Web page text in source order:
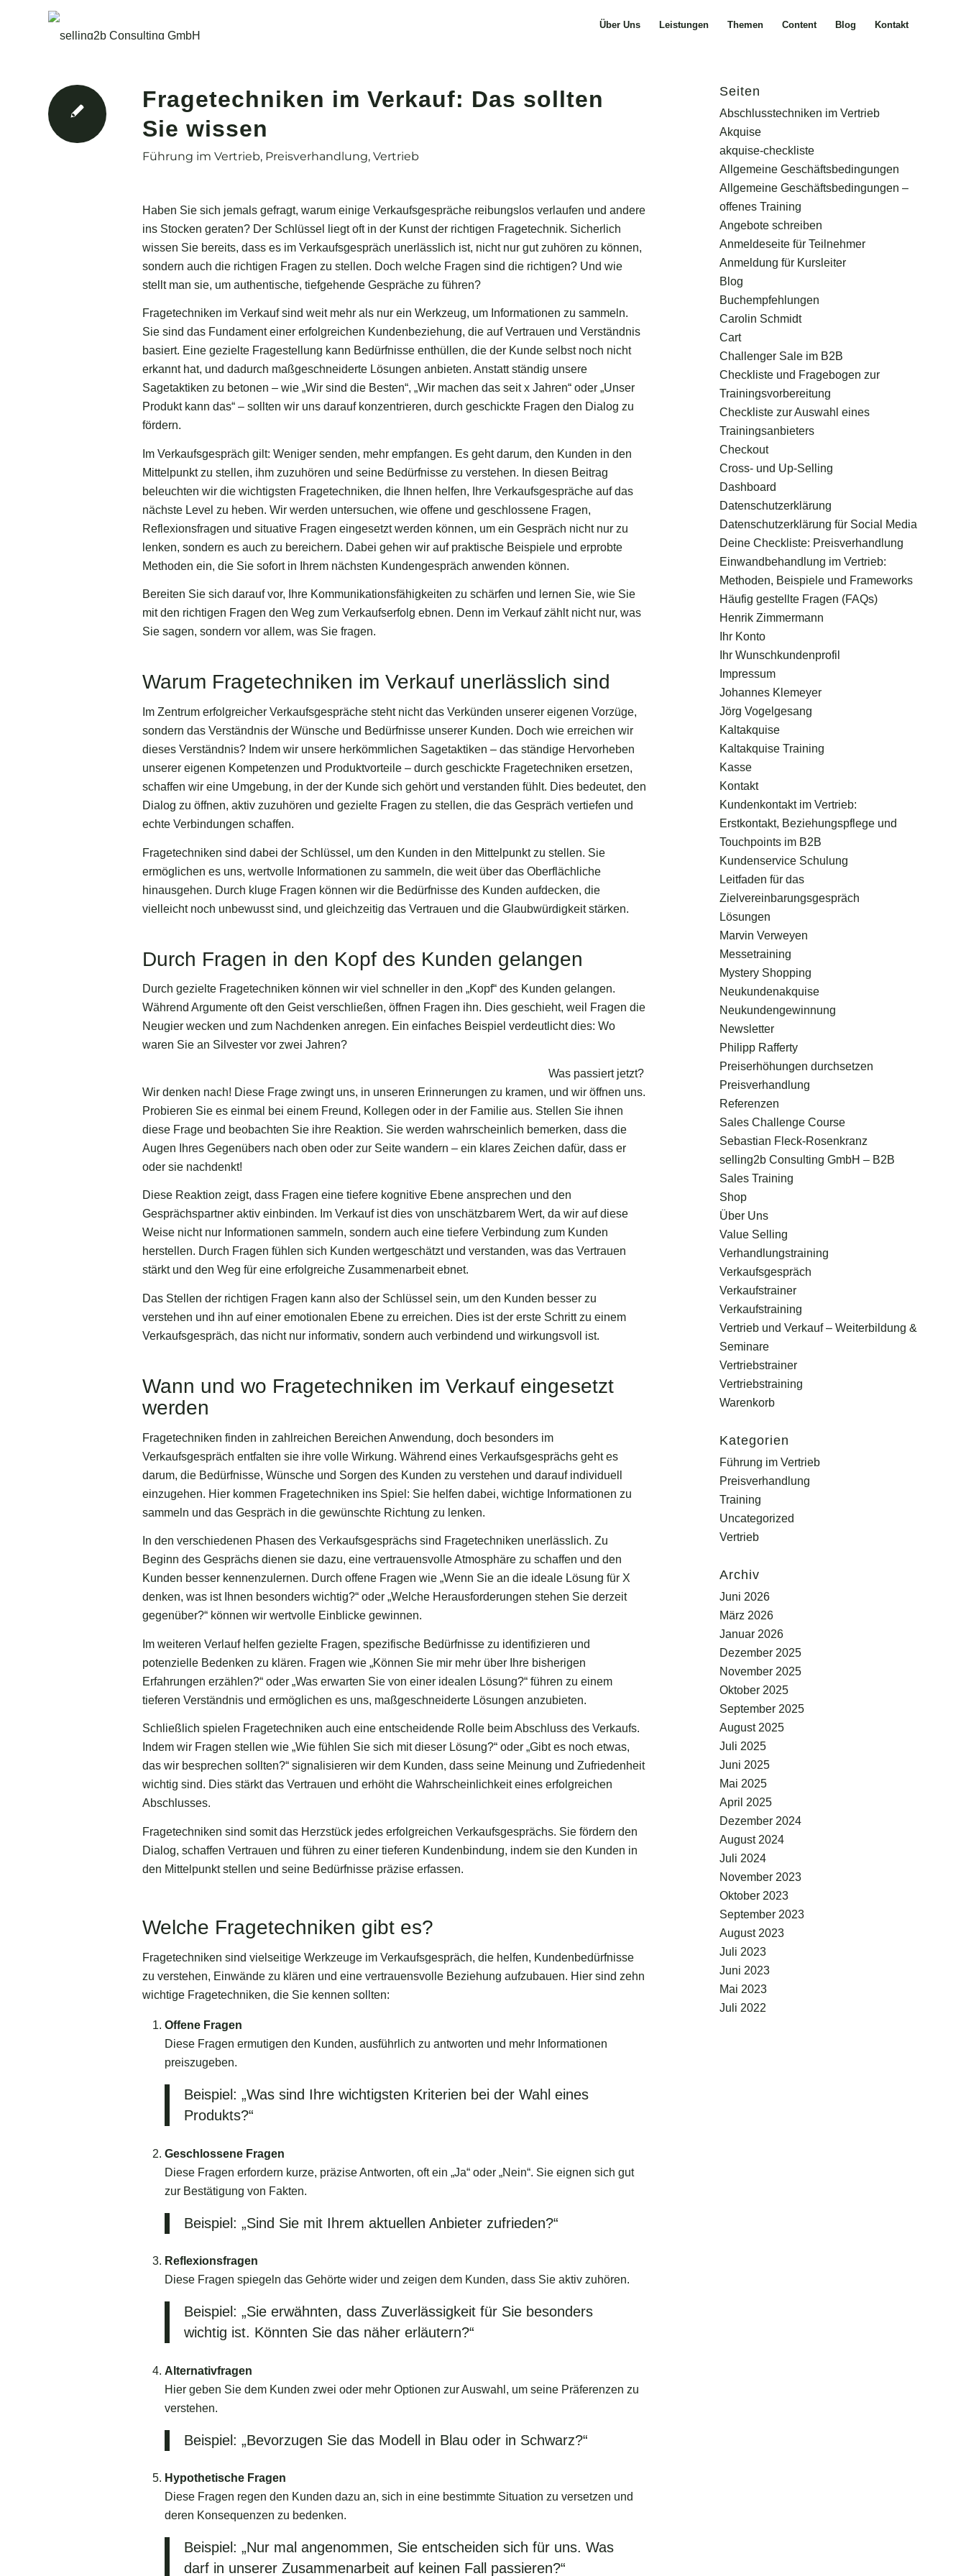
Über Uns Leistungen Themen Content Blog Kontakt
Fragetechniken im Verkauf: Das sollten
Sie wissen
Führung im Vertrieb, Preisverhandlung, Vertrieb
Haben Sie sich jemals gefragt, warum einige Verkaufsgespräche reibungslos verlaufen und andere
ins Stocken geraten? Der Schlüssel liegt oft in der Kunst der richtigen Fragetechnik. Sicherlich
wissen Sie bereits, dass es im Verkaufsgespräch unerlässlich ist, nicht nur gut zuhören zu können,
sondern auch die richtigen Fragen zu stellen. Doch welche Fragen sind die richtigen? Und wie
stellt man sie, um authentische, tiefgehende Gespräche zu führen?
Fragetechniken im Verkauf sind weit mehr als nur ein Werkzeug, um Informationen zu sammeln.
Sie sind das Fundament einer erfolgreichen Kundenbeziehung, die auf Vertrauen und Verständnis
basiert. Eine gezielte Fragestellung kann Bedürfnisse enthüllen, die der Kunde selbst noch nicht
erkannt hat, und dadurch maßgeschneiderte Lösungen anbieten. Anstatt ständig unsere
Sagetaktiken zu betonen – wie „Wir sind die Besten“, „Wir machen das seit x Jahren“ oder „Unser
Produkt kann das“ – sollten wir uns darauf konzentrieren, durch geschickte Fragen den Dialog zu
fördern.
Im Verkaufsgespräch gilt: Weniger senden, mehr empfangen. Es geht darum, den Kunden in den
Mittelpunkt zu stellen, ihm zuzuhören und seine Bedürfnisse zu verstehen. In diesen Beitrag
beleuchten wir die wichtigsten Fragetechniken, die Ihnen helfen, Ihre Verkaufsgespräche auf das
nächste Level zu heben. Wir werden untersuchen, wie offene und geschlossene Fragen,
Reflexionsfragen und situative Fragen eingesetzt werden können, um ein Gespräch nicht nur zu
lenken, sondern es auch zu bereichern. Dabei gehen wir auf praktische Beispiele und erprobte
Methoden ein, die Sie sofort in Ihrem nächsten Kundengespräch anwenden können.
Bereiten Sie sich darauf vor, Ihre Kommunikationsfähigkeiten zu schärfen und lernen Sie, wie Sie
mit den richtigen Fragen den Weg zum Verkaufserfolg ebnen. Denn im Verkauf zählt nicht nur, was
Sie sagen, sondern vor allem, was Sie fragen.
Warum Fragetechniken im Verkauf unerlässlich sind
Im Zentrum erfolgreicher Verkaufsgespräche steht nicht das Verkünden unserer eigenen Vorzüge,
sondern das Verständnis der Wünsche und Bedürfnisse unserer Kunden. Doch wie erreichen wir
dieses Verständnis? Indem wir unsere herkömmlichen Sagetaktiken – das ständige Hervorheben
unserer eigenen Kompetenzen und Produktvorteile – durch geschickte Fragetechniken ersetzen,
schaffen wir eine Umgebung, in der der Kunde sich gehört und verstanden fühlt. Dies bedeutet, den
Dialog zu öffnen, aktiv zuzuhören und gezielte Fragen zu stellen, die das Gespräch vertiefen und
echte Verbindungen schaffen.
Fragetechniken sind dabei der Schlüssel, um den Kunden in den Mittelpunkt zu stellen. Sie
ermöglichen es uns, wertvolle Informationen zu sammeln, die weit über das Oberflächliche
hinausgehen. Durch kluge Fragen können wir die Bedürfnisse des Kunden aufdecken, die
vielleicht noch unbewusst sind, und gleichzeitig das Vertrauen und die Glaubwürdigkeit stärken.
Durch Fragen in den Kopf des Kunden gelangen
Durch gezielte Fragetechniken können wir viel schneller in den „Kopf“ des Kunden gelangen.
Während Argumente oft den Geist verschließen, öffnen Fragen ihn. Dies geschieht, weil Fragen die
Neugier wecken und zum Nachdenken anregen. Ein einfaches Beispiel verdeutlicht dies: Wo
waren Sie an Silvester vor zwei Jahren?
Was passiert jetzt?
Wir denken nach! Diese Frage zwingt uns, in unseren Erinnerungen zu kramen, und wir öffnen uns.
Probieren Sie es einmal bei einem Freund, Kollegen oder in der Familie aus. Stellen Sie ihnen
diese Frage und beobachten Sie ihre Reaktion. Sie werden wahrscheinlich bemerken, dass die
Augen Ihres Gegenübers nach oben oder zur Seite wandern – ein klares Zeichen dafür, dass er
oder sie nachdenkt!
Diese Reaktion zeigt, dass Fragen eine tiefere kognitive Ebene ansprechen und den
Gesprächspartner aktiv einbinden. Im Verkauf ist dies von unschätzbarem Wert, da wir auf diese
Weise nicht nur Informationen sammeln, sondern auch eine tiefere Verbindung zum Kunden
herstellen. Durch Fragen fühlen sich Kunden wertgeschätzt und verstanden, was das Vertrauen
stärkt und den Weg für eine erfolgreiche Zusammenarbeit ebnet.
Das Stellen der richtigen Fragen kann also der Schlüssel sein, um den Kunden besser zu
verstehen und ihn auf einer emotionalen Ebene zu erreichen. Dies ist der erste Schritt zu einem
Verkaufsgespräch, das nicht nur informativ, sondern auch verbindend und wirkungsvoll ist.
Wann und wo Fragetechniken im Verkauf eingesetzt
werden
Fragetechniken finden in zahlreichen Bereichen Anwendung, doch besonders im
Verkaufsgespräch entfalten sie ihre volle Wirkung. Während eines Verkaufsgesprächs geht es
darum, die Bedürfnisse, Wünsche und Sorgen des Kunden zu verstehen und darauf individuell
einzugehen. Hier kommen Fragetechniken ins Spiel: Sie helfen dabei, wichtige Informationen zu
sammeln und das Gespräch in die gewünschte Richtung zu lenken.
In den verschiedenen Phasen des Verkaufsgesprächs sind Fragetechniken unerlässlich. Zu
Beginn des Gesprächs dienen sie dazu, eine vertrauensvolle Atmosphäre zu schaffen und den
Kunden besser kennenzulernen. Durch offene Fragen wie „Wenn Sie an die ideale Lösung für X
denken, was ist Ihnen besonders wichtig?“ oder „Welche Herausforderungen stehen Sie derzeit
gegenüber?“ können wir wertvolle Einblicke gewinnen.
Im weiteren Verlauf helfen gezielte Fragen, spezifische Bedürfnisse zu identifizieren und
potenzielle Bedenken zu klären. Fragen wie „Können Sie mir mehr über Ihre bisherigen
Erfahrungen erzählen?“ oder „Was erwarten Sie von einer idealen Lösung?“ führen zu einem
tieferen Verständnis und ermöglichen es uns, maßgeschneiderte Lösungen anzubieten.
Schließlich spielen Fragetechniken auch eine entscheidende Rolle beim Abschluss des Verkaufs.
Indem wir Fragen stellen wie „Wie fühlen Sie sich mit dieser Lösung?“ oder „Gibt es noch etwas,
das wir besprechen sollten?“ signalisieren wir dem Kunden, dass seine Meinung und Zufriedenheit
wichtig sind. Dies stärkt das Vertrauen und erhöht die Wahrscheinlichkeit eines erfolgreichen
Abschlusses.
Fragetechniken sind somit das Herzstück jedes erfolgreichen Verkaufsgesprächs. Sie fördern den
Dialog, schaffen Vertrauen und führen zu einer tieferen Kundenbindung, indem sie den Kunden in
den Mittelpunkt stellen und seine Bedürfnisse präzise erfassen.
Welche Fragetechniken gibt es?
Fragetechniken sind vielseitige Werkzeuge im Verkaufsgespräch, die helfen, Kundenbedürfnisse
zu verstehen, Einwände zu klären und eine vertrauensvolle Beziehung aufzubauen. Hier sind zehn
wichtige Fragetechniken, die Sie kennen sollten:
Offene Fragen
Diese Fragen ermutigen den Kunden, ausführlich zu antworten und mehr Informationen
preiszugeben.
Beispiel: „Was sind Ihre wichtigsten Kriterien bei der Wahl eines
Produkts?“
Geschlossene Fragen
Diese Fragen erfordern kurze, präzise Antworten, oft ein „Ja“ oder „Nein“. Sie eignen sich gut
zur Bestätigung von Fakten.
Beispiel: „Sind Sie mit Ihrem aktuellen Anbieter zufrieden?“
Reflexionsfragen
Diese Fragen spiegeln das Gehörte wider und zeigen dem Kunden, dass Sie aktiv zuhören.
Beispiel: „Sie erwähnten, dass Zuverlässigkeit für Sie besonders
wichtig ist. Könnten Sie das näher erläutern?“
Alternativfragen
Hier geben Sie dem Kunden zwei oder mehr Optionen zur Auswahl, um seine Präferenzen zu
verstehen.
Beispiel: „Bevorzugen Sie das Modell in Blau oder in Schwarz?“
Hypothetische Fragen
Diese Fragen regen den Kunden dazu an, sich in eine bestimmte Situation zu versetzen und
deren Konsequenzen zu bedenken.
Beispiel: „Nur mal angenommen, Sie entscheiden sich für uns. Was
darf in unserer Zusammenarbeit auf keinen Fall passieren?“
Seiten
Abschlusstechniken im Vertrieb
Akquise
akquise-checkliste
Allgemeine Geschäftsbedingungen
Allgemeine Geschäftsbedingungen –
offenes Training
Angebote schreiben
Anmeldeseite für Teilnehmer
Anmeldung für Kursleiter
Blog
Buchempfehlungen
Carolin Schmidt
Cart
Challenger Sale im B2B
Checkliste und Fragebogen zur
Trainingsvorbereitung
Checkliste zur Auswahl eines
Trainingsanbieters
Checkout
Cross- und Up-Selling
Dashboard
Datenschutzerklärung
Datenschutzerklärung für Social Media
Deine Checkliste: Preisverhandlung
Einwandbehandlung im Vertrieb:
Methoden, Beispiele und Frameworks
Häufig gestellte Fragen (FAQs)
Henrik Zimmermann
Ihr Konto
Ihr Wunschkundenprofil
Impressum
Johannes Klemeyer
Jörg Vogelgesang
Kaltakquise
Kaltakquise Training
Kasse
Kontakt
Kundenkontakt im Vertrieb:
Erstkontakt, Beziehungspflege und
Touchpoints im B2B
Kundenservice Schulung
Leitfaden für das
Zielvereinbarungsgespräch
Lösungen
Marvin Verweyen
Messetraining
Mystery Shopping
Neukundenakquise
Neukundengewinnung
Newsletter
Philipp Rafferty
Preiserhöhungen durchsetzen
Preisverhandlung
Referenzen
Sales Challenge Course
Sebastian Fleck-Rosenkranz
selling2b Consulting GmbH – B2B
Sales Training
Shop
Über Uns
Value Selling
Verhandlungstraining
Verkaufsgespräch
Verkaufstrainer
Verkaufstraining
Vertrieb und Verkauf – Weiterbildung &
Seminare
Vertriebstrainer
Vertriebstraining
Warenkorb
Kategorien
Führung im Vertrieb
Preisverhandlung
Training
Uncategorized
Vertrieb
Archiv
Juni 2026
März 2026
Januar 2026
Dezember 2025
November 2025
Oktober 2025
September 2025
August 2025
Juli 2025
Juni 2025
Mai 2025
April 2025
Dezember 2024
August 2024
Juli 2024
November 2023
Oktober 2023
September 2023
August 2023
Juli 2023
Juni 2023
Mai 2023
Juli 2022